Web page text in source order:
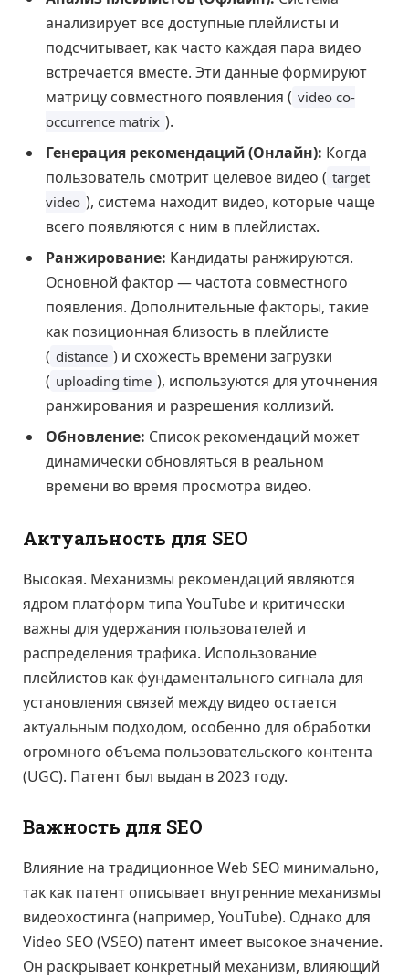
анализирует все доступные плейлисты и
подсчитывает, как часто каждая пара видео
встречается вместе. Эти данные формируют
матрицу совместного появления ( video co-
occurrence matrix ).
Генерация рекомендаций (Онлайн): Когда
пользователь смотрит целевое видео ( target
video ), система находит видео, которые чаще
всего появляются с ним в плейлистах.
Ранжирование: Кандидаты ранжируются.
Основной фактор — частота совместного
появления. Дополнительные факторы, такие
как позиционная близость в плейлисте
( distance ) и схожесть времени загрузки
( uploading time ), используются для уточнения
ранжирования и разрешения коллизий.
Обновление: Список рекомендаций может
динамически обновляться в реальном
времени во время просмотра видео.
Актуальность для SEO
Высокая. Механизмы рекомендаций являются
ядром платформ типа YouTube и критически
важны для удержания пользователей и
распределения трафика. Использование
плейлистов как фундаментального сигнала для
установления связей между видео остается
актуальным подходом, особенно для обработки
огромного объема пользовательского контента
(UGC). Патент был выдан в 2023 году.
Важность для SEO
Влияние на традиционное Web SEO минимально,
так как патент описывает внутренние механизмы
видеохостинга (например, YouTube). Однако для
Video SEO (VSEO) патент имеет высокое значение.
Он раскрывает конкретный механизм, влияющий